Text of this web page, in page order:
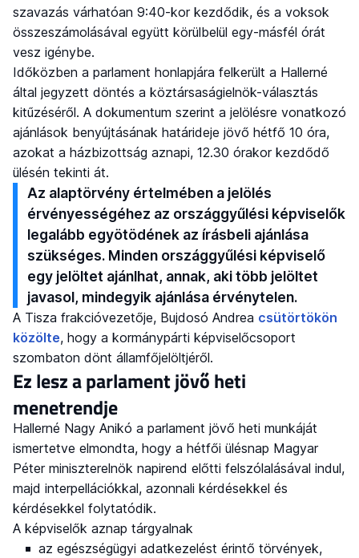
szavazás várhatóan 9:40-kor kezdődik, és a voksok
összeszámolásával együtt körülbelül egy-másfél órát
vesz igénybe.
Időközben a parlament honlapjára felkerült a Hallerné
által jegyzett döntés a köztársaságielnök-választás
kitűzéséről. A dokumentum szerint a jelölésre vonatkozó
ajánlások benyújtásának határideje jövő hétfő 10 óra,
azokat a házbizottság aznapi, 12.30 órakor kezdődő
ülésén tekinti át.
Az alaptörvény értelmében a jelölés
érvényességéhez az országgyűlési képviselők
legalább egyötödének az írásbeli ajánlása
szükséges. Minden országgyűlési képviselő
egy jelöltet ajánlhat, annak, aki több jelöltet
javasol, mindegyik ajánlása érvénytelen.
A Tisza frakcióvezetője, Bujdosó Andrea csütörtökön
közölte, hogy a kormánypárti képviselőcsoport
szombaton dönt államfőjelöltjéről.
Ez lesz a parlament jövő heti
menetrendje
Hallerné Nagy Anikó a parlament jövő heti munkáját
ismertetve elmondta, hogy a hétfői ülésnap Magyar
Péter miniszterelnök napirend előtti felszólalásával indul,
majd interpellációkkal, azonnali kérdésekkel és
kérdésekkel folytatódik.
A képviselők aznap tárgyalnak
az egészségügyi adatkezelést érintő törvények,